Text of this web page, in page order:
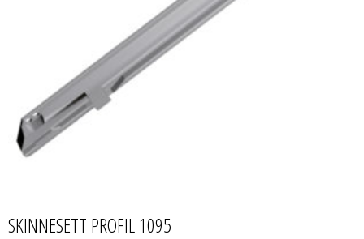
SKINNESETT PROFIL 1095